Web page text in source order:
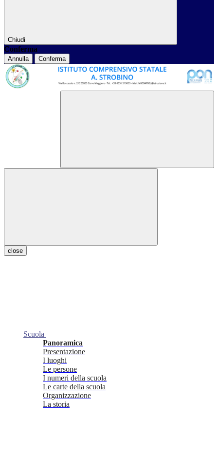
Chiudi
Conferma
Annulla Conferma
close
Scuola
Panoramica
Presentazione
I luoghi
Le persone
I numeri della scuola
Le carte della scuola
Organizzazione
La storia